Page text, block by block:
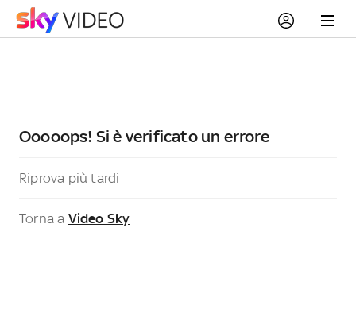
Ooooops! Si è verificato un errore
Riprova più tardi
Torna a Video Sky